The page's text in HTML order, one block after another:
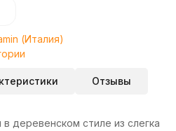
(Италия)
Отзывы
деревенском стиле из слегка